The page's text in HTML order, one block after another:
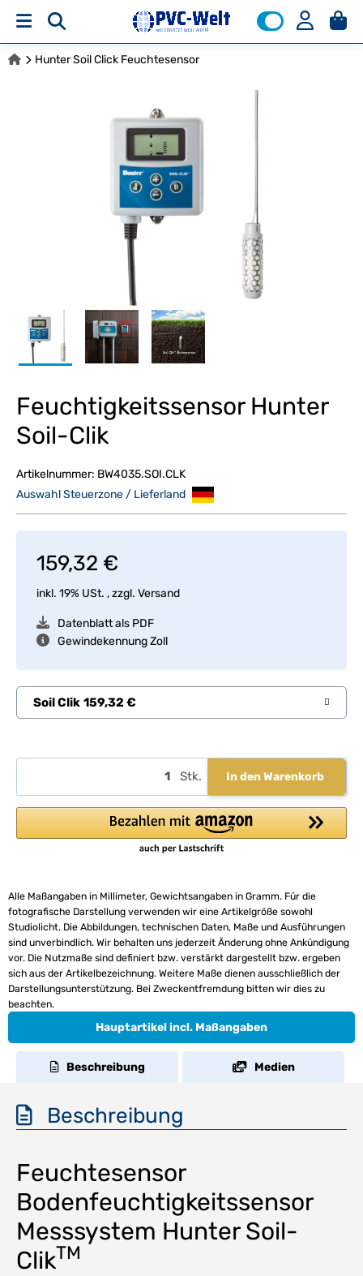
Hunter Soil Click Feuchtesensor
Feuchtigkeitssensor Hunter
Soil-Clik
Artikelnummer: BW4035.SOI.CLK
Auswahl Steuerzone / Lieferland
159,32 €
inkl. 19% USt. , zzgl. Versand
Datenblatt als PDF
Gewindekennung Zoll
Soil Clik 159,32 €
Stk. In den Warenkorb
Alle Maßangaben in Millimeter, Gewichtsangaben in Gramm. Für die
fotografische Darstellung verwenden wir eine Artikelgröße sowohl
Studiolicht. Die Abbildungen, technischen Daten, Maße und Ausführungen
sind unverbindlich. Wir behalten uns jederzeit Änderung ohne Ankündigung
vor. Die Nutzmaße sind definiert bzw. verstärkt dargestellt bzw. ergeben
sich aus der Artikelbezeichnung. Weitere Maße dienen ausschließlich der
Darstellungsunterstützung. Bei Zweckentfremdung bitten wir dies zu
beachten.
Hauptartikel incl. Maßangaben
Beschreibung Medien
Beschreibung
Feuchtesensor
Bodenfeuchtigkeitssensor
Messsystem Hunter Soil-
ClikTM